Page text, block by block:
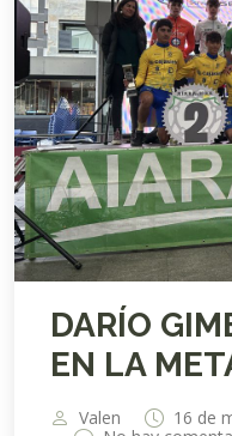
DARÍO
EN LA
Valen
16 de